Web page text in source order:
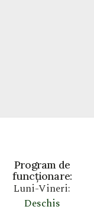
Program de
funcționare:
Luni-Vineri:
Deschis